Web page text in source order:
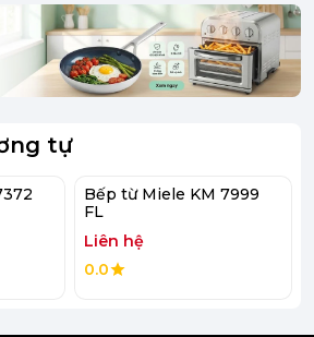
gian bếp thêm rộng thoáng.
cho phép bạn có thể nấu
khác nhau trên bếp.
chịu được nhiệt độ cao, làm
tự
Bếp từ Miele KM 7999
FL
Liên hệ
0.0